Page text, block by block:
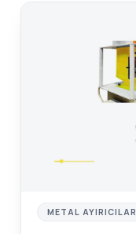
METAL AYIRICILAR